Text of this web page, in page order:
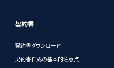
契約書
契約書ダウンロード
契約書作成の基本的注意点